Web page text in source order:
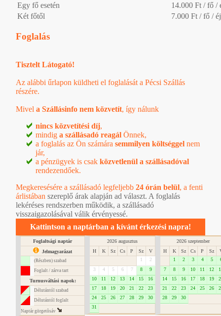
Egy fő esetén
14.000 Ft / fő /
Két főtől
7.000 Ft / fő / éj
Foglalás
Tisztelt Látogató!
Az alábbi űrlapon küldheti el foglalását a Pécsi Szállás
részére.
Mivel a Szállásinfo nem közvetít, így nálunk
nincs közvetítési díj,
mindig a szállásadó reagál Önnek,
a foglalás az Ön számára semmilyen költséggel nem
jár,
a pénzügyek is csak közvetlenül a szállásadóval
rendezendőek.
Megkeresésére a szállásadó legfeljebb 24 órán belül, a fenti
árlistában szereplő árak alapján ad választ. A foglalás
lekéréses rendszerben működik, a szállásadó
visszaigazolásával válik érvényessé.
Kattintson a naptárban a kívánt érkezési napra!
Foglaltsági naptár
Jelmagyarázat
(Részben) szabad
Foglalt / zárva tart
Turnusváltási napok:
Délutántól szabad
Délutántól foglalt
Naptár görgetôsáv
2026 augusztus
H
K Sz Cs P Sz
V
1
2
3
4 5 6 7 8
9
10
11 12 13 14 15
16
17
18 19 20 21 22
23
24
25 26 27 28 29
30
31
2026 szeptember
H
K Sz Cs P Sz
1
2 3 4 5
7
8 9 10 11 12
14
15 16 17 18 19
21
22 23 24 25 26
28
29 30